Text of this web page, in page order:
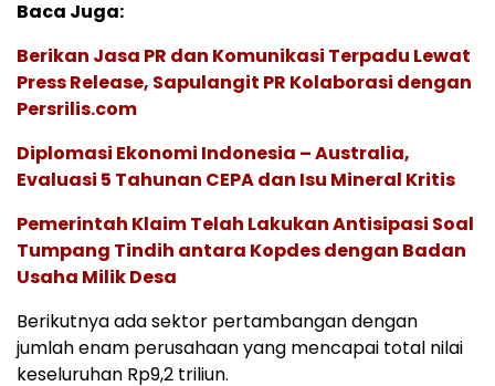
Baca Juga:
Berikan Jasa PR dan Komunikasi Terpadu Lewat
Press Release, Sapulangit PR Kolaborasi dengan
Persrilis.com
Diplomasi Ekonomi Indonesia – Australia,
Evaluasi 5 Tahunan CEPA dan Isu Mineral Kritis
Pemerintah Klaim Telah Lakukan Antisipasi Soal
Tumpang Tindih antara Kopdes dengan Badan
Usaha Milik Desa
Berikutnya ada sektor pertambangan dengan
jumlah enam perusahaan yang mencapai total nilai
keseluruhan Rp9,2 triliun.